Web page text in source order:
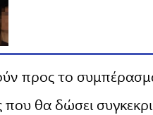
προς το
που θα δώσει